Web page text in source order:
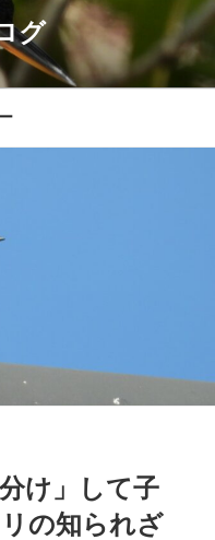
グ
け」して子
の知られざ